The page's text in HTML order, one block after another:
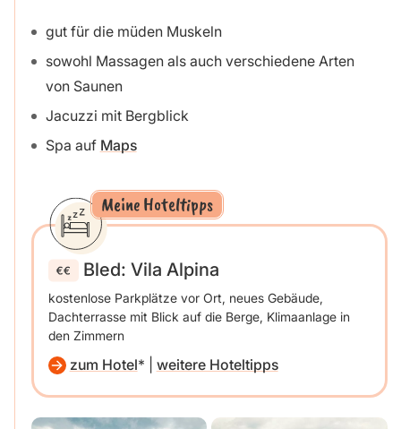
gut für die müden Muskeln
sowohl Massagen als auch verschiedene Arten
von Saunen
Jacuzzi mit Bergblick
Spa auf Maps
Meine Hoteltipps
Bled: Vila Alpina
kostenlose Parkplätze vor Ort, neues Gebäude,
Dachterrasse mit Blick auf die Berge, Klimaanlage in
den Zimmern
zum Hotel weitere Hoteltipps